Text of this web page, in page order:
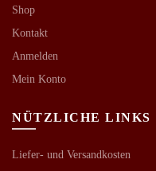
Shop
Kontakt
Anmelden
Mein Konto
NÜTZLICHE LINKS
Liefer- und Versandkosten